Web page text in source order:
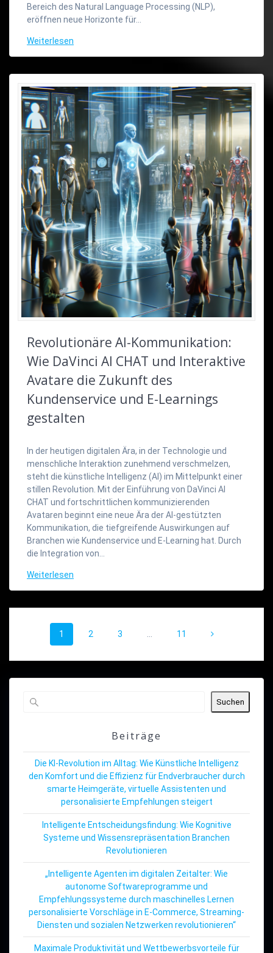
Bereich des Natural Language Processing (NLP),
eröffnen neue Horizonte für…
Weiterlesen
Revolutionäre AI-Kommunikation:
Wie DaVinci AI CHAT und Interaktive
Avatare die Zukunft des
Kundenservice und E-Learnings
gestalten
In der heutigen digitalen Ära, in der Technologie und
menschliche Interaktion zunehmend verschmelzen,
steht die künstliche Intelligenz (AI) im Mittelpunkt einer
stillen Revolution. Mit der Einführung von DaVinci AI
CHAT und fortschrittlichen kommunizierenden
Avataren beginnt eine neue Ära der AI-gestützten
Kommunikation, die tiefgreifende Auswirkungen auf
Branchen wie Kundenservice und E-Learning hat. Durch
die Integration von…
Weiterlesen
Beitragsnavigation
Seite
1 Seite
2 Seite
3 … Seite
11
Suchen
Beiträge
Die KI-Revolution im Alltag: Wie Künstliche Intelligenz
den Komfort und die Effizienz für Endverbraucher durch
smarte Heimgeräte, virtuelle Assistenten und
personalisierte Empfehlungen steigert
Intelligente Entscheidungsfindung: Wie Kognitive
Systeme und Wissensrepräsentation Branchen
Revolutionieren
„Intelligente Agenten im digitalen Zeitalter: Wie
autonome Softwareprogramme und
Empfehlungssysteme durch maschinelles Lernen
personalisierte Vorschläge in E-Commerce, Streaming-
Diensten und sozialen Netzwerken revolutionieren“
Maximale Produktivität und Wettbewerbsvorteile für